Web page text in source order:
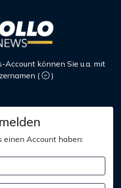
können Sie u.a. mit
(
)
einen Account haben: